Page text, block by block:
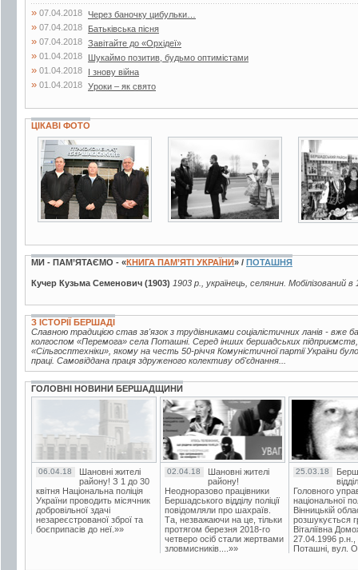
» 07.04.2018 Через баночку цибульки…
» 07.04.2018 Батьківська пісня
» 07.04.2018 Завітайте до «Орхідеї»
» 01.04.2018 Шукаймо позитив, будьмо оптимістами
» 01.04.2018 І знову війна
» 01.04.2018 Уроки – як свято
ЦІКАВІ ФОТО
3 фото 2 фото
МИ - ПАМ’ЯТАЄМО - «КНИГА ПАМ’ЯТІ УКРАЇНИ» / ПОТАШНЯ
Кучер Кузьма Семенович (1903) 1903 р., українець, селянин. Мобілізований
З ІСТОРІЇ БЕРШАДІ
Славною традицією став зв'язок з трудівниками соціалістичних ланів - вже
колгоспом «Перемога» села Поташні. Серед інших бершадських
«Сільгосптехніки», якому на честь 50-річчя Комуністичної партії України
праці. Самовіддана праця здруженого колективу об'єднання...
ГОЛОВНІ НОВИНИ БЕРШАДЩИНИ
06.04.18
Шановні жителі
району! З 1 до 30
квітня Національна поліція
України проводить місячник
добровільної здачі
незареєстрованої зброї та
боєприпасів до неї.»»
02.04.18
Шановні жителі
району!
Неодноразово працівники
Бершадського відділу поліції
повідомляли про шахраїв.
Та, незважаючи на це, тільки
протягом березня 2018-го
четверо осіб стали жертвами
зловмисників....»»
25.03.18
Головного
національної
Вінницькій
розшукується
Віталіївна
27.04.1996 р.н.,
Поташні, вул.